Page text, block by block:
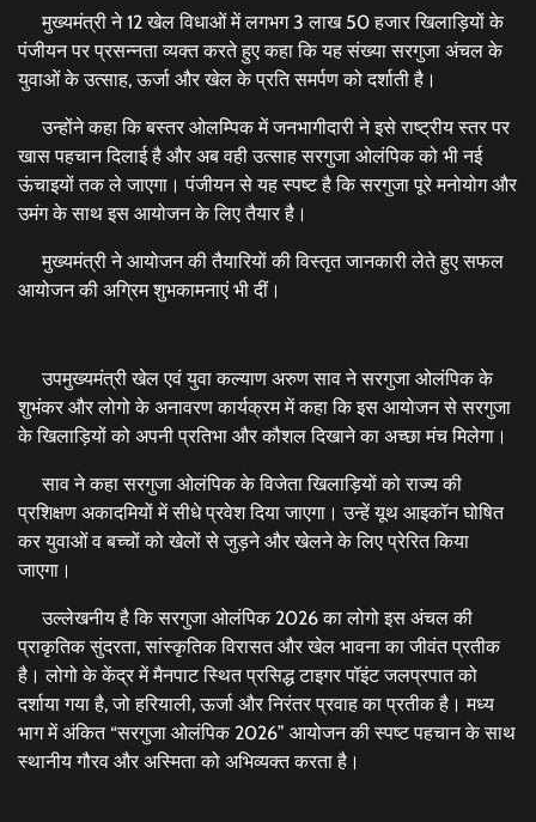
मुख्यमंत्री ने 12 खेल विधाओं में लगभग 3 लाख 50 हजार खिलाड़ियों के
पंजीयन पर प्रसन्नता व्यक्त करते हुए कहा कि यह संख्या सरगुजा अंचल के
युवाओं के उत्साह, ऊर्जा और खेल के प्रति समर्पण को दर्शाती है।
उन्होंने कहा कि बस्तर ओलम्पिक में जनभागीदारी ने इसे राष्ट्रीय स्तर पर
खास पहचान दिलाई है और अब वही उत्साह सरगुजा ओलंपिक को भी नई
ऊंचाइयों तक ले जाएगा। पंजीयन से यह स्पष्ट है कि सरगुजा पूरे मनोयोग और
उमंग के साथ इस आयोजन के लिए तैयार है।
मुख्यमंत्री ने आयोजन की तैयारियों की विस्तृत जानकारी लेते हुए सफल
आयोजन की अग्रिम शुभकामनाएं भी दीं।
उपमुख्यमंत्री खेल एवं युवा कल्याण अरुण साव ने सरगुजा ओलंपिक के
शुभंकर और लोगो के अनावरण कार्यक्रम में कहा कि इस आयोजन से सरगुजा
के खिलाड़ियों को अपनी प्रतिभा और कौशल दिखाने का अच्छा मंच मिलेगा।
साव ने कहा सरगुजा ओलंपिक के विजेता खिलाड़ियों को राज्य की
प्रशिक्षण अकादमियों में सीधे प्रवेश दिया जाएगा। उन्हें यूथ आइकॉन घोषित
कर युवाओं व बच्चों को खेलों से जुड़ने और खेलने के लिए प्रेरित किया
जाएगा।
उल्लेखनीय है कि सरगुजा ओलंपिक 2026 का लोगो इस अंचल की
प्राकृतिक सुंदरता, सांस्कृतिक विरासत और खेल भावना का जीवंत प्रतीक
है। लोगो के केंद्र में मैनपाट स्थित प्रसिद्ध टाइगर पॉइंट जलप्रपात को
दर्शाया गया है, जो हरियाली, ऊर्जा और निरंतर प्रवाह का प्रतीक है। मध्य
भाग में अंकित “सरगुजा ओलंपिक 2026” आयोजन की स्पष्ट पहचान के साथ
स्थानीय गौरव और अस्मिता को अभिव्यक्त करता है।